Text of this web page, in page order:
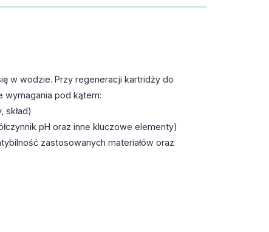
w wodzie. Przy regeneracji kartridży do
wymagania pod kątem:
skład)
pH oraz inne kluczowe elementy)
zastosowanych materiałów oraz